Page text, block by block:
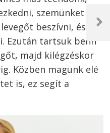
szemünket
beszívni, és
Ezután tartsuk benn
majd kilégzéskor
Közben magunk elé
is, ez segít a
Next